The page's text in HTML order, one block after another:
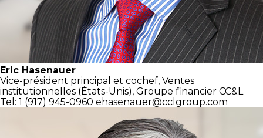
Eric Hasenauer
Vice-président principal et cochef, Ventes
institutionnelles (États-Unis), Groupe financier CC&L
Tel: 1 (917) 945-0960 ehasenauer@cclgroup.com